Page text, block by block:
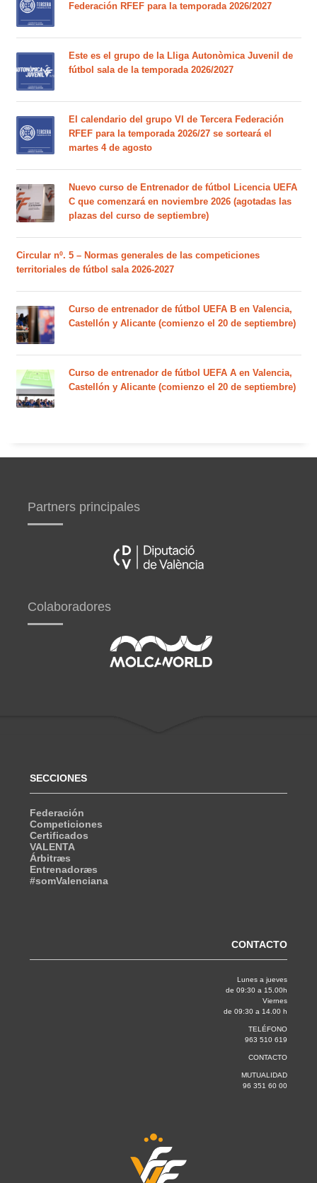
Federación RFEF para la temporada 2026/2027
Este es el grupo de la Lliga Autonòmica Juvenil de
fútbol sala de la temporada 2026/2027
El calendario del grupo VI de Tercera Federación
RFEF para la temporada 2026/27 se sorteará el
martes 4 de agosto
Nuevo curso de Entrenador de fútbol Licencia UEFA
C que comenzará en noviembre 2026 (agotadas las
plazas del curso de septiembre)
Circular nº. 5 – Normas generales de las competiciones
territoriales de fútbol sala 2026-2027
Curso de entrenador de fútbol UEFA B en Valencia,
Castellón y Alicante (comienzo el 20 de septiembre)
Curso de entrenador de fútbol UEFA A en Valencia,
Castellón y Alicante (comienzo el 20 de septiembre)
Partners principales
Colaboradores
SECCIONES
Federación
Competiciones
Certificados
VALENTA
Árbitræs
Entrenadoræs
#somValenciana
CONTACTO
Lunes a jueves
de 09:30 a 15.00h
Viernes
de 09:30 a 14.00 h
TELÉFONO
963 510 619
CONTACTO
MUTUALIDAD
96 351 60 00